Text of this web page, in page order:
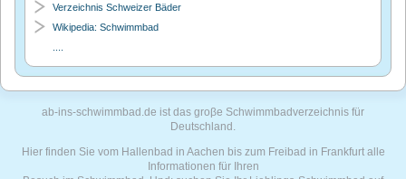
Verzeichnis Schweizer Bäder
Wikipedia: Schwimmbad
ab-ins-schwimmbad.de ist das groβe Schwimmbadverzeichnis für
Deutschland.
Hier finden Sie vom Hallenbad in Aachen bis zum Freibad in Frankfurt alle
Informationen für Ihren